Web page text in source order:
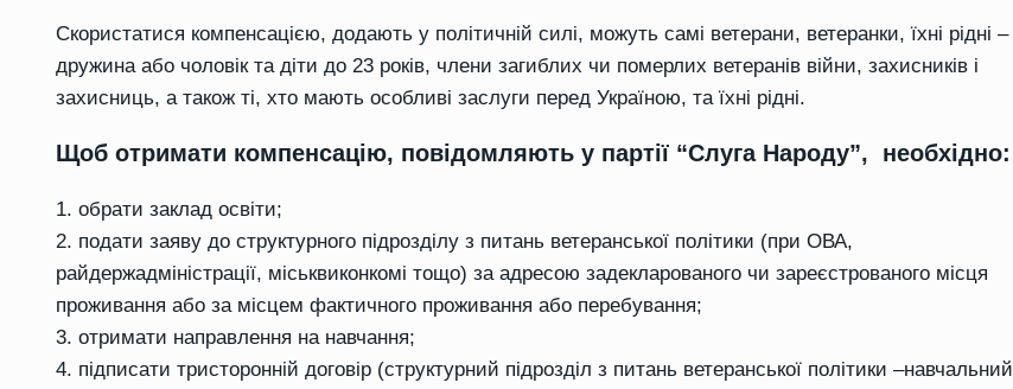
Скористатися компенсацією, додають у політичній силі, можуть самі ветерани, ветеранки, їхні рідні –
дружинаабо чоловікта діти до 23 років, члени загиблих чи померлих ветеранів війни, захисників і
захисниць, а також ті, хто мають особливі заслуги перед Україною, та їхні рідні.
Щоб отримати компенсацію, повідомляють у партії “Слуга Народу”, необхідно:
1. обрати заклад освіти;
2. подати заяву до структурного підрозділу з питань ветеранської політики (при ОВА,
райдержадміністрації, міськвиконкомі тощо) за адресою задекларованого чи зареєстрованого місця
проживання або за місцем фактичного проживання або перебування;
3. отримати направлення на навчання;
4. підписати тристоронній договір (структурний підрозділ з питань ветеранської політики –навчальний